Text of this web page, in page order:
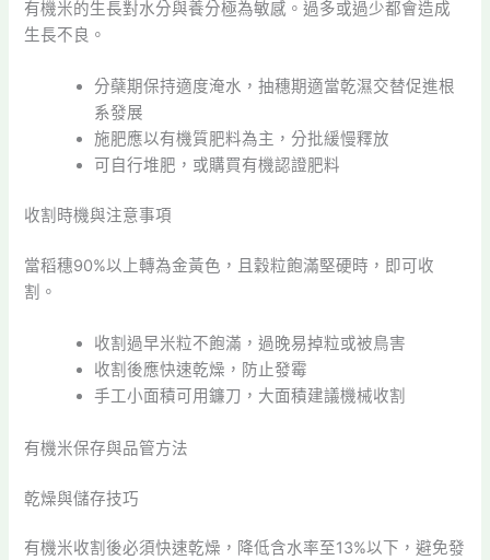
有機米的生長對水分與養分極為敏感。過多或過少都會造成
生長不良。
分蘗期保持適度淹水，抽穗期適當乾濕交替促進根
系發展
施肥應以有機質肥料為主，分批緩慢釋放
可自行堆肥，或購買有機認證肥料
收割時機與注意事項
當稻穗90%以上轉為金黃色，且穀粒飽滿堅硬時，即可收
割。
收割過早米粒不飽滿，過晚易掉粒或被鳥害
收割後應快速乾燥，防止發霉
手工小面積可用鐮刀，大面積建議機械收割
有機米保存與品管方法
乾燥與儲存技巧
有機米收割後必須快速乾燥，降低含水率至13%以下，避免發